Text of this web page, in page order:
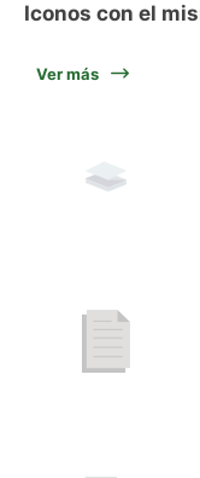
Iconos con el
Ver más